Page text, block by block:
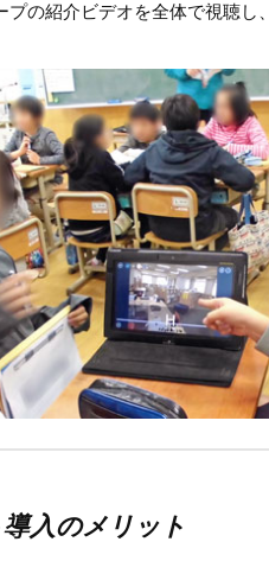
プの紹介ビデオを全体で視聴し
入のメリット